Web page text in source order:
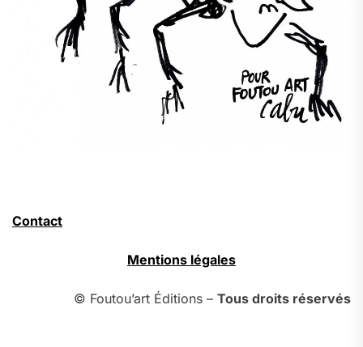
Contact
Mentions légales
© Foutou’art Éditions – Tous droits réservés